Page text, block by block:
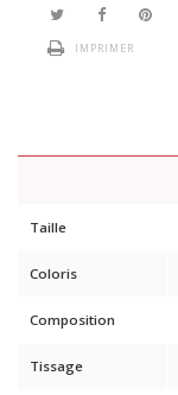
IMPRIMER
Taille
Coloris
Composition
Tissage